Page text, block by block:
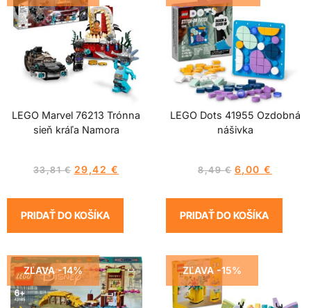
LEGO Marvel 76213 Trónna
sieň kráľa Namora
33,81€ 29,42 €
PRIDAŤ DO KOŠÍKA
LEGO Dots 41955 Ozdobná
nášivka
8,49€ 6,00€
PRIDAŤ DO KOŠÍKA
ZĽAVA -14% ZĽAVA -15%